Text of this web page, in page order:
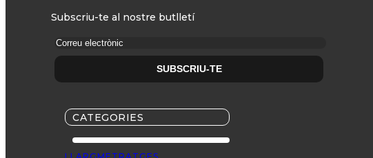
Subscriu-te al nostre butlletí
CATEGORIES